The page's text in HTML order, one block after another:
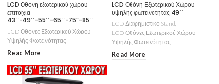
LCD Οθόνη εξωτερικού χώρου
επιτοίχια
43΄΄-49΄΄-55΄΄-65΄΄-75”-85΄΄
LCD Οθόνες Εξωτερικού Χώρου
Υψηλής Φωτεινότητας
Read More
LCD Οθόνη Εξωτερικού Χώρου
υψηλής φωτεινότητας 49΄΄
LCD Διαφημιστικό Stand,
LCD Οθόνες Εξωτερικού Χώρου
Υψηλής Φωτεινότητας
Read More